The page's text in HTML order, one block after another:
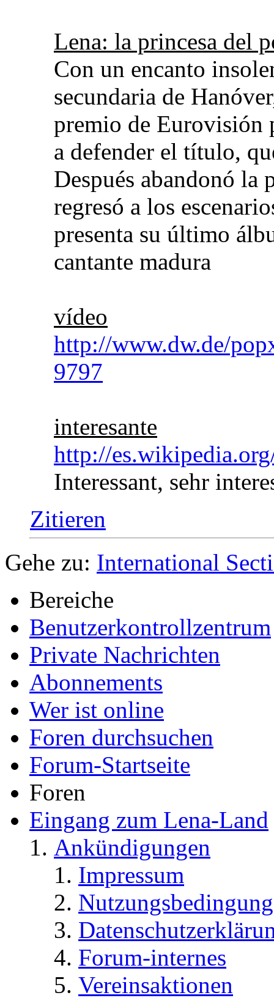
Lena: la princesa del
Con un encanto
secundaria de
premio de Eurovisión
a defender el título,
Después abandonó la
regresó a los
presenta su último
cantante madura
vídeo
http://www.dw.de/
9797
interesante
http://
Interessant, sehr
Zitieren
Gehe zu: International
Bereiche
Benutzerkontrollzentrum
Private Nachrichten
Abonnements
Wer ist online
Foren durchsuchen
Forum-Startseite
Foren
Eingang zum Lena-Land
Ankündigungen
Impressum
Forum-internes
Vereinsaktionen